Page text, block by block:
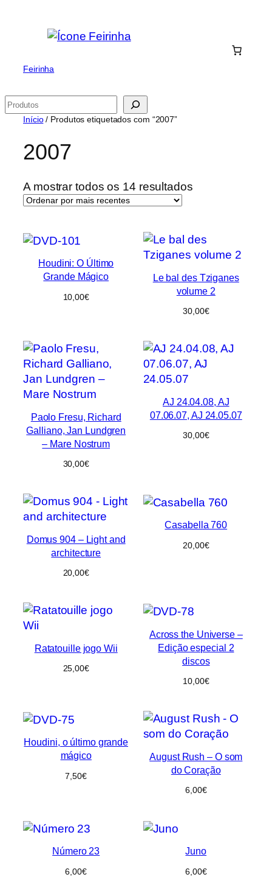
Feirinha
Pesquisar
Início/ Produtos etiquetados com “2007”
2007
A mostrar todos os 14 resultadosOrdenado
recentes
Houdini: O Último
Grande Mágico
10,00€
Le bal des Tziganes
volume 2
30,00€
Paolo Fresu, Richard
Galliano, Jan Lundgren
– Mare Nostrum
30,00€
AJ 24.04.08, AJ
07.06.07, AJ 24.05.07
30,00€
Domus 904 – Light and
architecture
20,00€
Casabella 760
20,00€
Ratatouille jogo Wii
25,00€
Across the Universe –
Edição especial 2
discos
10,00€
Houdini, o último grande
mágico
7,50€
August Rush – O som
do Coração
6,00€
Número 23
6,00€
Juno
6,00€